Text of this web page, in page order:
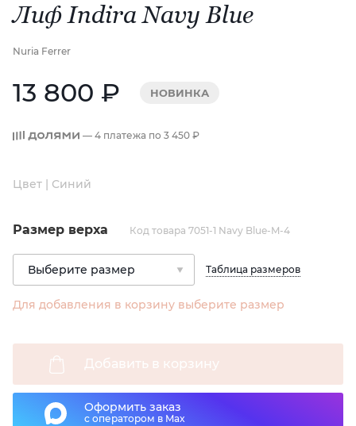
Лиф Indira Navy Blue
Nuria Ferrer
13 800 ₽ НОВИНКА
— 4 платежа по 3 450 ₽
Цвет | Синий
Размер верха Код товара 7051-1 Navy Blue-M-4
Таблица размеров
Для добавления в корзину выберите размер
Добавить в корзину
Оформить заказ
с оператором в Max